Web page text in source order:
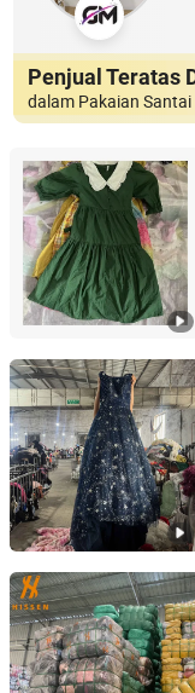
Penjual Teratas
dalam Pakaian Santai
Sichuan Yidaiyi
Sichuan, China
Wenzhou Hongyang
Zhejiang, China
Wuhan Haisen
Guangdong,